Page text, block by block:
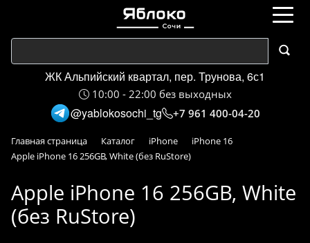
ЖК Альпийский квартал, пер. Трунова, 6с1
10:00 - 22:00 без выходных
@yablokosochi_tg +7 961 400-04-20
Главная страница Каталог iPhone
iPhone 16
Apple iPhone 16 256GB, White (без RuStore)
Apple iPhone 16 256GB, White
(без RuStore)